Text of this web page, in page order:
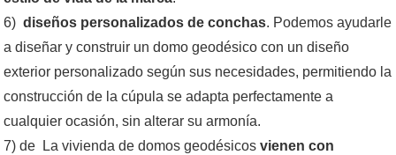
6)diseños personalizados de conchas. Podemos ayudarle
a diseñar y construir un domo geodésico con un diseño
exterior personalizado según sus necesidades, permitiendo la
construcción de la cúpula se adapta perfectamente a
cualquier ocasión, sin alterar su armonía.
7) de La vivienda de domos geodésicos vienen con